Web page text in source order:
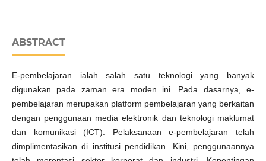
ABSTRACT
E-pembelajaran ialah salah satu teknologi yang banyak
digunakan pada zaman era moden ini. Pada dasarnya, e-
pembelajaran merupakan platform pembelajaran yang berkaitan
dengan penggunaan media elektronik dan teknologi maklumat
dan komunikasi (ICT). Pelaksanaan e-pembelajaran telah
dimplimentasikan di institusi pendidikan. Kini, penggunaannya